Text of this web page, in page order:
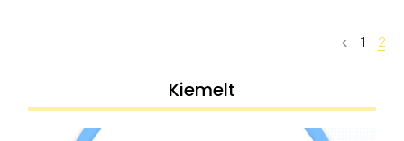
1 2
Kiemelt